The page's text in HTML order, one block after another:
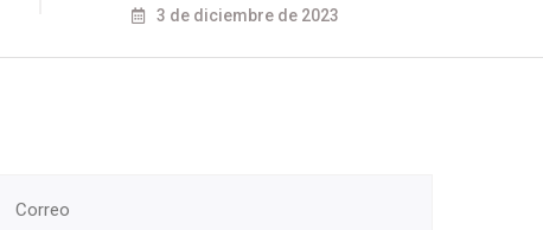
3 de diciembre de 2023